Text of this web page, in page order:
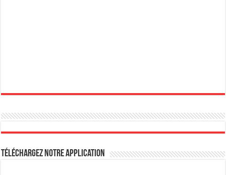
Téléchargez notre Application